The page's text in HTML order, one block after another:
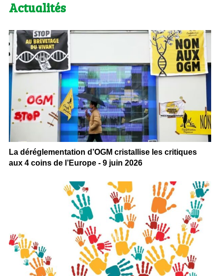
Actualités
La déréglementation d’OGM cristallise les critiques
aux 4 coins de l’Europe - 9 juin 2026